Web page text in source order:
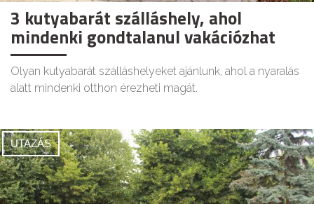
3 kutyabarát szálláshely, ahol
mindenki gondtalanul vakációzhat
Olyan kutyabarát szálláshelyeket ajánlunk, ahol a nyaralás
alatt mindenki otthon érezheti magát.
UTAZÁS